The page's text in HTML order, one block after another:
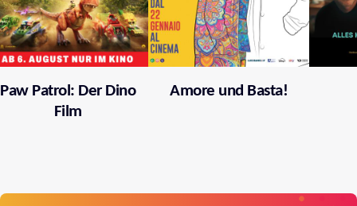
Paw Patrol: Der Dino
Film
Amore und Basta!